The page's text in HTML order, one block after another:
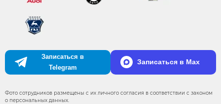
Записаться в
Telegram
Записаться в Max
Фото сотрудников размещены с их личного согласия в соответствии с законом
о персональных данных.